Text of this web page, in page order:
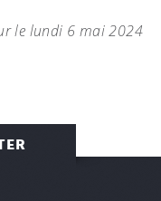
le lundi 6 mai 2024